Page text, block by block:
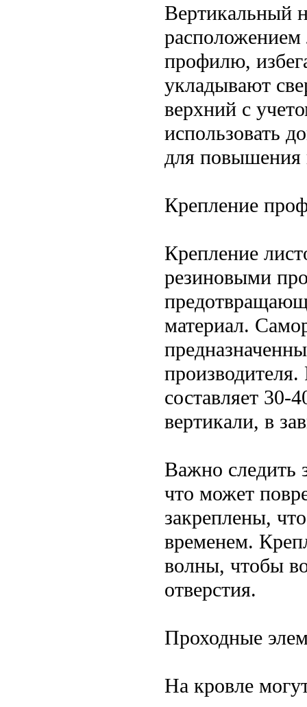
Вертикальный
расположением
профилю,
укладывают
верхний с
использовать
для повышения
Крепление
Крепление
резиновыми
материал.
составляет 30-
вертикали, в
Важно следить
что может
закреплены,
временем.
волны, чтобы
отверстия.
Проходные
На кровле